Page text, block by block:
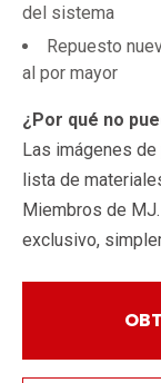
del sistema
Repuesto
al por mayor
¿Por qué no
Las imágenes
lista de
Miembros de
exclusivo,